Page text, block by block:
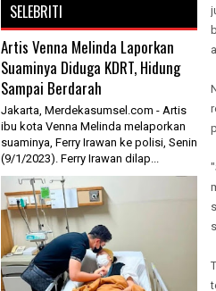
SELEBRITI
Artis Venna Melinda Laporkan
Suaminya Diduga KDRT, Hidung
Sampai Berdarah
Jakarta, Merdekasumsel.com - Artis
ibu kota Venna Melinda melaporkan
suaminya, Ferry Irawan ke polisi, Senin
(9/1/2023). Ferry Irawan dilap...